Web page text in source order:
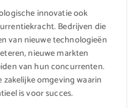
innovatie ook
Bedrijven die
van nieuwe technologieën
nieuwe markten
van hun concurrenten.
omgeving waarin
is voor succes.